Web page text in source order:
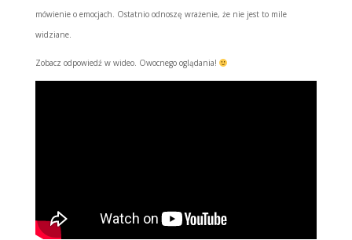
mówienie o emocjach. Ostatnio odnoszę wrażenie, że nie jest to mile
widziane.
Zobacz odpowiedź w wideo. Owocnego oglądania!